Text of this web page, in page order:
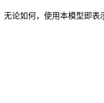
无论如何，使用本模型即表